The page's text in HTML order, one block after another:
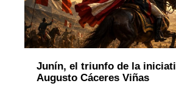
Junín, el triunfo de la
Augusto Cáceres Viñas